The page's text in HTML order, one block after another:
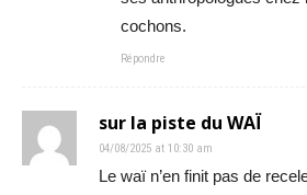
cochons.
Répondre
sur la piste du WAÏ
04/08/2025 at 10:30 am
Le waï n’en finit pas de